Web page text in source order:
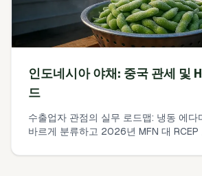
인도네시아 야채: 중국 관세 및
드
수출업자 관점의 실무 로드맵: 냉동 에다
바르게 분류하고 2026년 MFN 대 RCEP